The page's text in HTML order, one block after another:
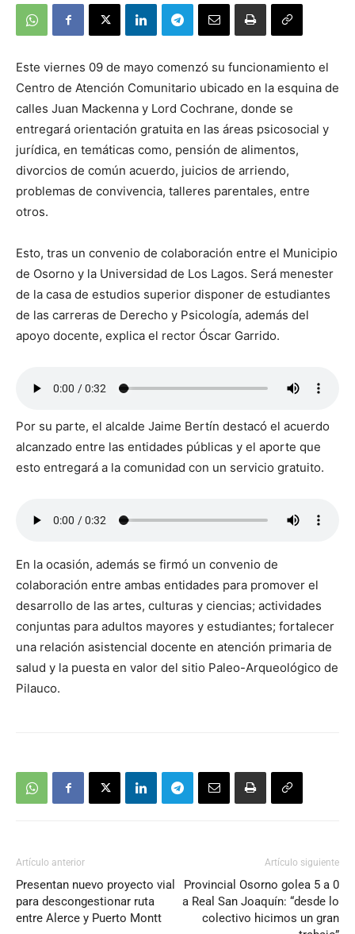
Este viernes 09 de mayo comenzó su funcionamiento el
Centro de Atención Comunitario ubicado en la esquina de
calles Juan Mackenna y Lord Cochrane, donde se
entregará orientación gratuita en las áreas psicosocial y
jurídica, en temáticas como, pensión de alimentos,
divorcios de común acuerdo, juicios de arriendo,
problemas de convivencia, talleres parentales, entre
otros.
Esto, tras un convenio de colaboración entre el Municipio
de Osorno y la Universidad de Los Lagos. Será menester
de la casa de estudios superior disponer de estudiantes
de las carreras de Derecho y Psicología, además del
apoyo docente, explica el rector Óscar Garrido.
Por su parte, el alcalde Jaime Bertín destacó el acuerdo
alcanzado entre las entidades públicas y el aporte que
esto entregará a la comunidad con un servicio gratuito.
En la ocasión, además se firmó un convenio de
colaboración entre ambas entidades para promover el
desarrollo de las artes, culturas y ciencias; actividades
conjuntas para adultos mayores y estudiantes; fortalecer
una relación asistencial docente en atención primaria de
salud y la puesta en valor del sitio Paleo-Arqueológico de
Pilauco.
Artículo anterior
Presentan nuevo proyecto vial
para descongestionar ruta
entre Alerce y Puerto Montt
Artículo siguiente
Provincial Osorno golea 5 a 0
a Real San Joaquín: “desde lo
colectivo hicimos un gran